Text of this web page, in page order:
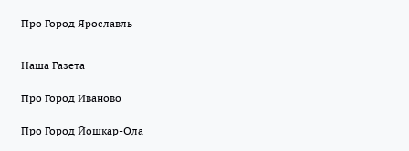
Про Город Ярославль
Наша Газета
Про Город Иваново
Про Город Йошкар-Ола